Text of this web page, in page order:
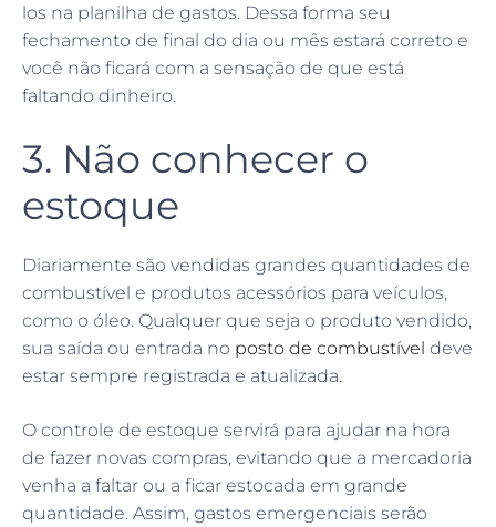
los na planilha de gastos. Dessa forma seu
fechamento de final do dia ou mês estará correto e
você não ficará com a sensação de que está
faltando dinheiro.
3. Não conhecer o
estoque
Diariamente são vendidas grandes quantidades de
combustível e produtos acessórios para veículos,
como o óleo. Qualquer que seja o produto vendido,
sua saída ou entrada no posto de combustível deve
estar sempre registrada e atualizada.
O controle de estoque servirá para ajudar na hora
de fazer novas compras, evitando que a mercadoria
venha a faltar ou a ficar estocada em grande
quantidade. Assim, gastos emergenciais serão